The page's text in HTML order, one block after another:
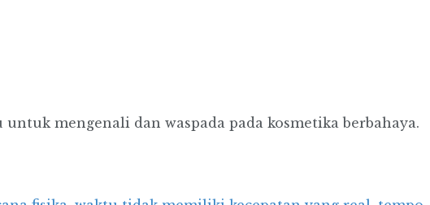
mengenali dan waspada pada kosmetika berbahaya.